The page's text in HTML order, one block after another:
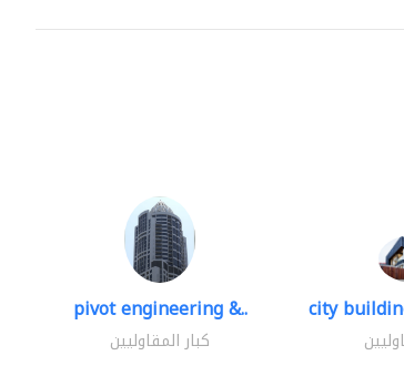
pivot engineering &..
كبار المقاوليين
city